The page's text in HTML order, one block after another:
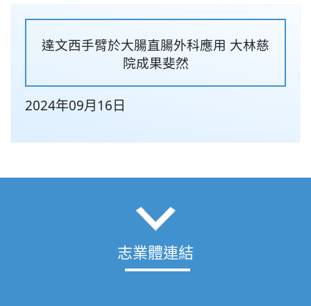
達文西手臂於大腸直腸外科應用 大林慈
院成果斐然
2024年09月16日
志業體連結